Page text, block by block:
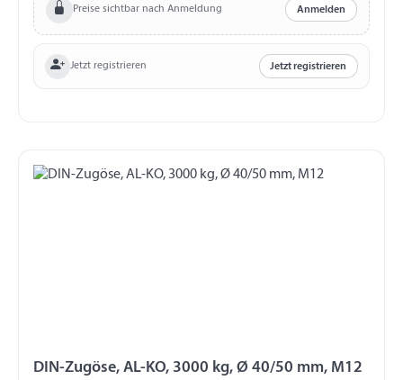
Preise sichtbar nach Anmeldung Anmelden
Jetzt registrieren Jetzt registrieren
DIN-Zugöse, AL-KO, 3000 kg, Ø 40/50 mm, M12